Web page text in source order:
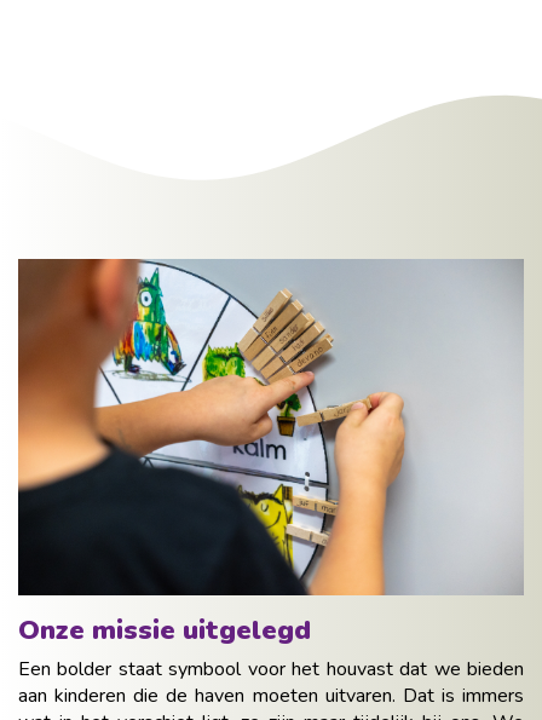
Onze missie uitgelegd
Een bolder staat symbool voor het houvast dat we bieden
aan kinderen die de haven moeten uitvaren. Dat is immers